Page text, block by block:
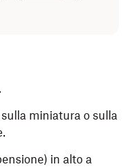
miniatura o sulla
in alto a